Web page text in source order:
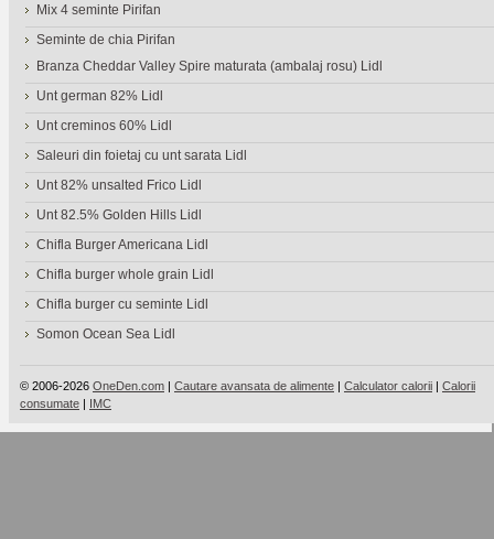
Mix 4 seminte Pirifan
Seminte de chia Pirifan
Branza Cheddar Valley Spire maturata (ambalaj rosu) Lidl
Unt german 82% Lidl
Unt creminos 60% Lidl
Saleuri din foietaj cu unt sarata Lidl
Unt 82% unsalted Frico Lidl
Unt 82.5% Golden Hills Lidl
Chifla Burger Americana Lidl
Chifla burger whole grain Lidl
Chifla burger cu seminte Lidl
Somon Ocean Sea Lidl
© 2006-2026 OneDen.com | Cautare avansata de alimente | Calculator calorii | Calorii
consumate | IMC